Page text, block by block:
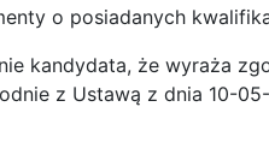
o posiadanych
kandydata, że wyraża
z Ustawą z dnia 10-